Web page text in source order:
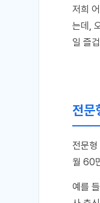
저희
는데,
일 즐
전문
전문
월 60
예를